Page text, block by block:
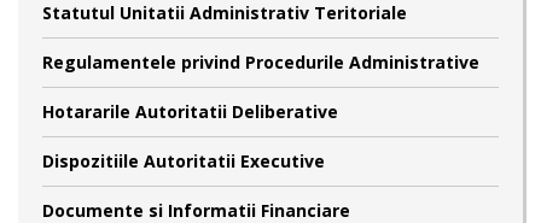
Statutul Unitatii Administrativ Teritoriale
Regulamentele privind Procedurile Administrative
Hotararile Autoritatii Deliberative
Dispozitiile Autoritatii Executive
Documente si Informatii Financiare